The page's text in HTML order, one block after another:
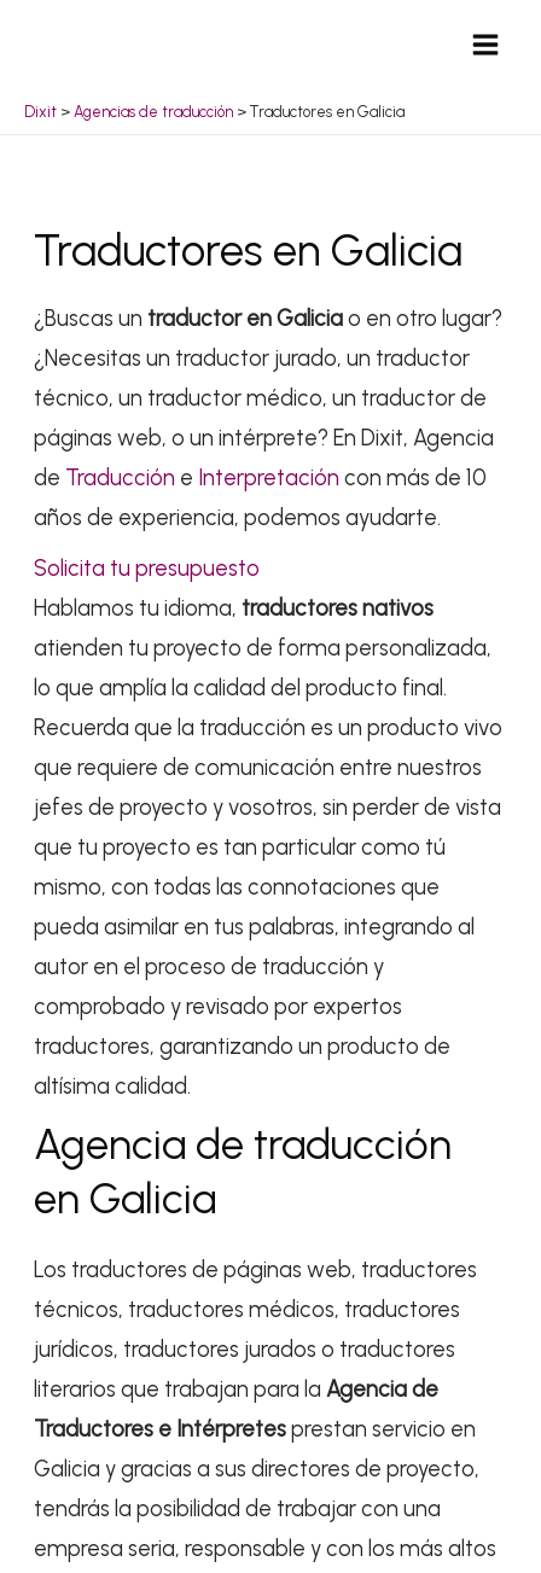
Dixit > Agencias de traducción > Traductores en Galicia
Traductores en Galicia
¿Buscas un traductor en Galiciao en otro lugar?
¿Necesitas un traductor jurado, un traductor
técnico, un traductor médico, un traductor de
páginas web, o un intérprete? En Dixit, Agencia
de Traducción e Interpretación con más de 10
años de experiencia, podemos ayudarte.
Solicita tu presupuesto
Hablamos tu idioma, traductores nativos
atienden tu proyecto de forma personalizada,
lo que amplía la calidad del producto final.
Recuerda que la traducción es un producto vivo
que requiere de comunicación entre nuestros
jefes de proyecto y vosotros, sin perder de vista
que tu proyecto es tan particular como tú
mismo, con todas las connotaciones que
pueda asimilar en tus palabras, integrando al
autor en el proceso de traducción y
comprobado y revisado por expertos
traductores, garantizando un producto de
altísima calidad.
Agencia de traducción
en Galicia
Los traductores de páginas web, traductores
técnicos, traductores médicos, traductores
jurídicos, traductores jurados o traductores
literarios que trabajan para laAgencia de
Traductores e Intérpretesprestan servicio en
Galicia y gracias a sus directores de proyecto,
tendrás la posibilidad de trabajar con una
empresa seria, responsable y con los más altos